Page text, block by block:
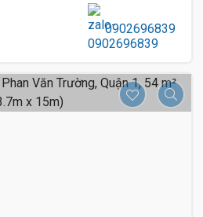
0902696839